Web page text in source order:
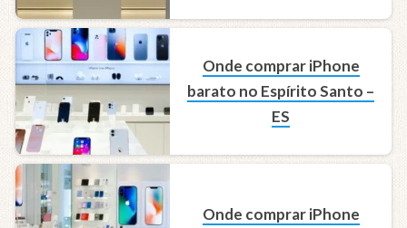
Onde comprar iPhone
barato no Espírito Santo –
ES
Onde comprar iPhone